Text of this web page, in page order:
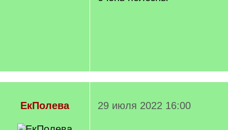
ЕкПолева 29 июля 2022 16:00